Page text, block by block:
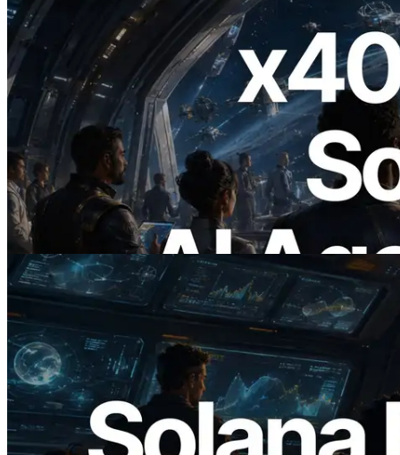
2026.07.04
ERPC x402 destekli Solana RPC'yi
yayınladı — AI agent'ların ihtiyaç
duydukları API'ler için anında ödeme
yaptığı dönem
Bu makaleyi oku